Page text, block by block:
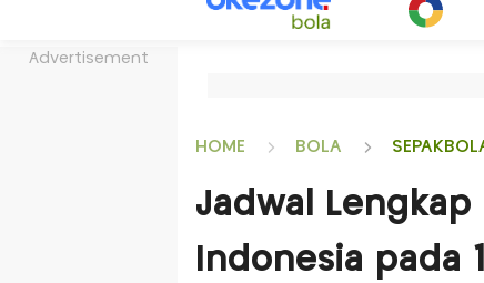
Advertisement
HOME BOLA
Jadwal
Indonesia pada